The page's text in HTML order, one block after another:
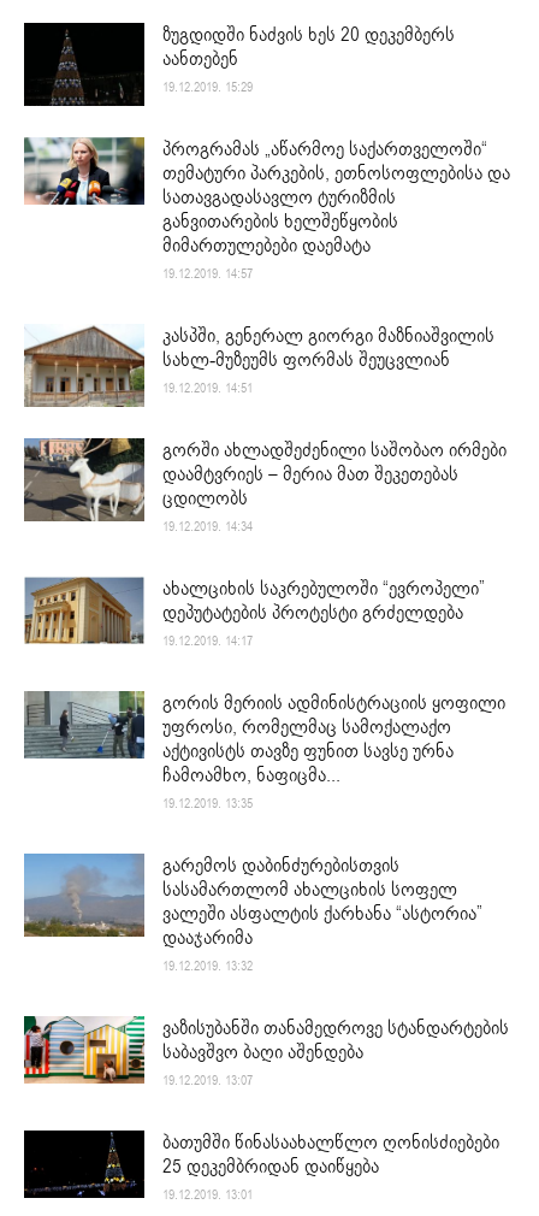
ზუგდიდში ნაძვის ხეს 20 დეკემბერს
აანთებენ
19.12.2019. 15:29
პროგრამას „აწარმოე საქართველოში“
თემატური პარკების, ეთნოსოფლებისა და
სათავგადასავლო ტურიზმის
განვითარების ხელშეწყობის
მიმართულებები დაემატა
19.12.2019. 14:57
კასპში, გენერალ გიორგი მაზნიაშვილის
სახლ-მუზეუმს ფორმას შეუცვლიან
19.12.2019. 14:51
გორში ახლადშეძენილი საშობაო ირმები
დაამტვრიეს – მერია მათ შეკეთებას
ცდილობს
19.12.2019. 14:34
ახალციხის საკრებულოში “ევროპელი”
დეპუტატების პროტესტი გრძელდება
19.12.2019. 14:17
გორის მერიის ადმინისტრაციის ყოფილი
უფროსი, რომელმაც სამოქალაქო
აქტივისტს თავზე ფუნით სავსე ურნა
ჩამოამხო, ნაფიცმა...
19.12.2019. 13:35
გარემოს დაბინძურებისთვის
სასამართლომ ახალციხის სოფელ
ვალეში ასფალტის ქარხანა “ასტორია”
დააჯარიმა
19.12.2019. 13:32
ვაზისუბანში თანამედროვე სტანდარტების
საბავშვო ბაღი აშენდება
19.12.2019. 13:07
ბათუმში წინასაახალწლო ღონისძიებები
25 დეკემბრიდან დაიწყება
19.12.2019. 13:01